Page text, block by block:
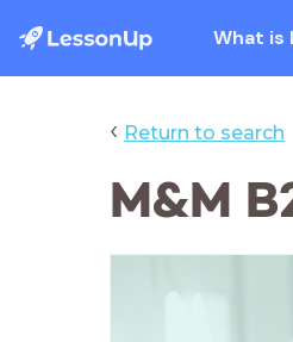
What is
‹ Return to search
M&M